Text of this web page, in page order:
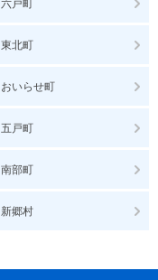
六戸町
東北町
おいらせ町
五戸町
南部町
新郷村